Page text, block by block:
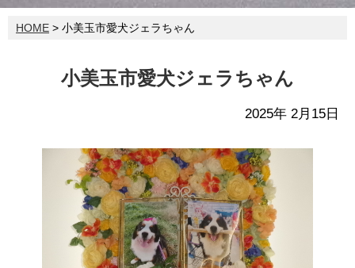
HOME > 小美玉市愛犬ジェラちゃん
小美玉市愛犬ジェラちゃん
2025年 2月15日